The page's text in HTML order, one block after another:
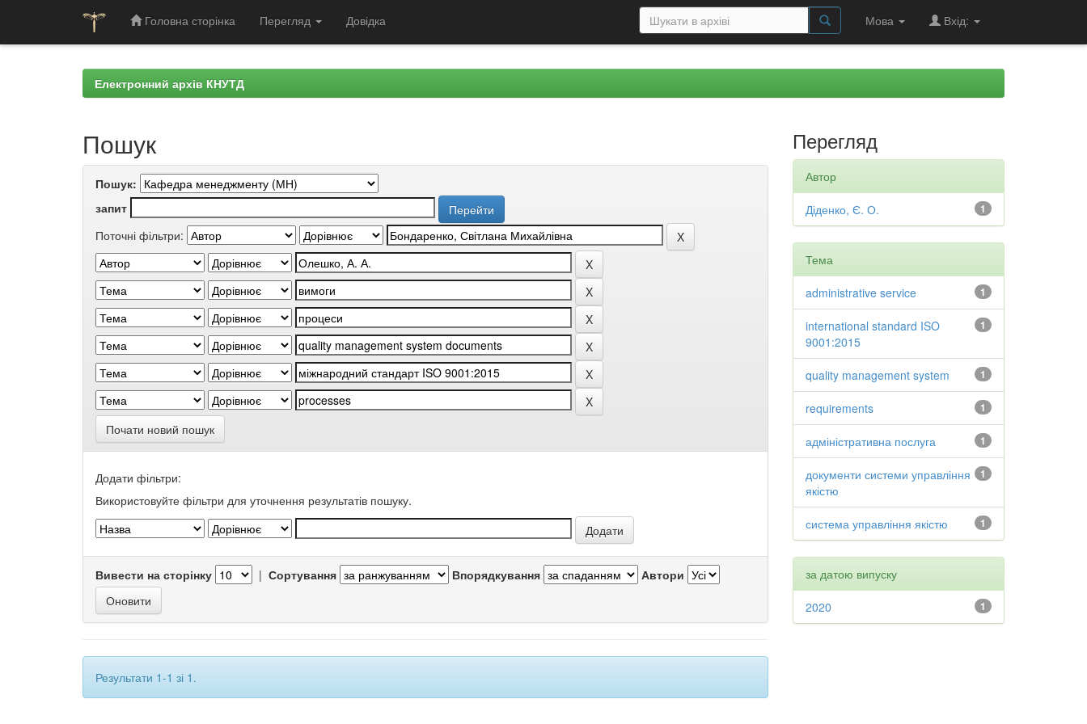
Головна сторінка Перегляд Довідка Мова Вхід:
Електронний архів КНУТД
Пошук
Пошук:
запит
Поточні фільтри:
Почати новий пошук
Додати фільтри:
Використовуйте фільтри для уточнення результатів пошуку.
Вивести на сторінку | Сортування Впорядкування Автори
Результати 1-1 зі 1.
Перегляд
Автор
1
Діденко, Є. О.
Тема
1
administrative service
1
international standard ISO
9001:2015
1
quality management system
1
requirements
1
адміністративна послуга
1
документи системи управління
якістю
1
система управління якістю
за датою випуску
1
2020